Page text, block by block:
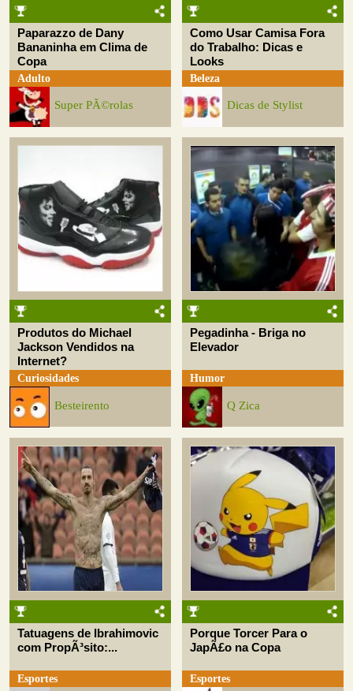
Paparazzo de Dany
Bananinha em Clima de
Copa
Adulto
Super PÃ©rolas
Como Usar Camisa Fora
do Trabalho: Dicas e
Looks
Beleza
Dicas de Stylist
Produtos do Michael
Jackson Vendidos na
Internet?
Curiosidades
Besteirento
Pegadinha - Briga no
Elevador
Humor
Q Zica
Tatuagens de Ibrahimovic
com PropÃ³sito:...
Esportes
Porque Torcer Para o
JapÃ£o na Copa
Esportes